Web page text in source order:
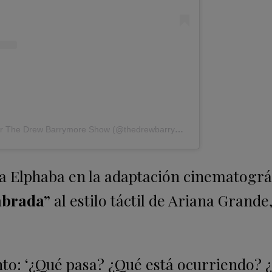
Una publicación compartida por The Drew Barrymore Show (@thedrewbarrymoreshow)
en la adaptación
al estilo táctil de Ariana
‘¿Qué pasa? ¿Qué está ocurriendo?